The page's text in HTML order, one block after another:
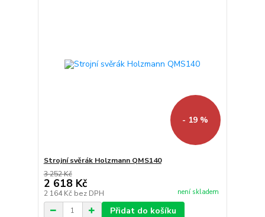
- 19 %
Strojní svěrák Holzmann QMS140
3 252 Kč
2 618 Kč
2 164 Kč bez DPH není skladem
Přidat do košíku